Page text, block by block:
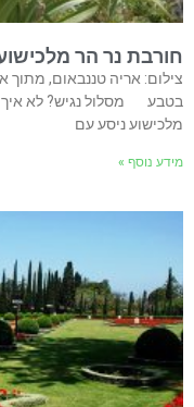
חורבת נר הר
צילום: אריה טננבאום, מתוך
בטבע מסלול נגיש? לא איך
מלכישוע ניסע עם
מידע נוסף »